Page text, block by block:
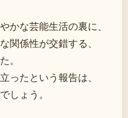
かな芸能生活の裏に、
関係性が交錯する、
。
ったという報告は、
しょう。